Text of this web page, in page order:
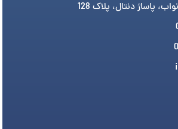
پاساژ دنتال، پلاک 128